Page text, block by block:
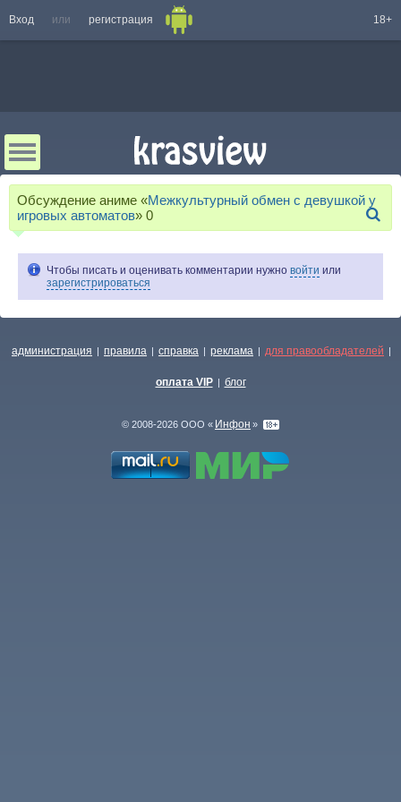
Вход или регистрация 18+
Обсуждение аниме «Межкультурный обмен с девушкой у
игровых автоматов» 0
Чтобы писать и оценивать комментарии нужно войти или
зарегистрироваться
администрация | правила | справка | реклама | для правообладателей |
оплата VIP | блог
© 2008-2026 ООО « Инфон »